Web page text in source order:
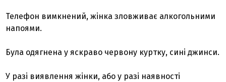
Телефон вимкнений, жінка зловживає алкогольними
напоями.
Була одягнена у яскраво червону куртку, сині джинси.
У разі виявлення жінки, або у разі наявності